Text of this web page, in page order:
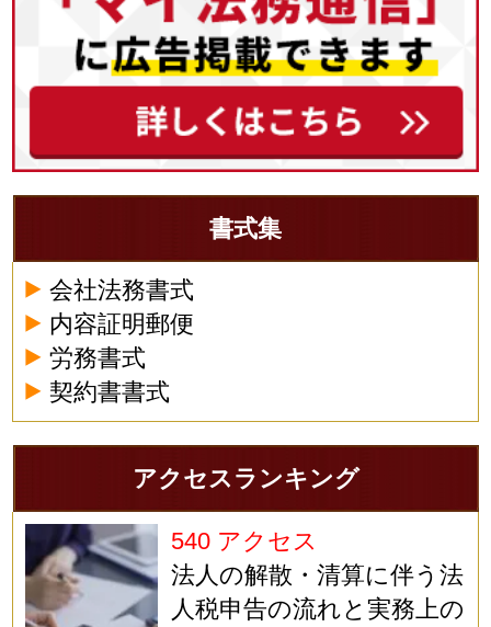
書式集
会社法務書式
内容証明郵便
労務書式
契約書書式
アクセスランキング
540 アクセス
法人の解散・清算に伴う法
人税申告の流れと実務上の